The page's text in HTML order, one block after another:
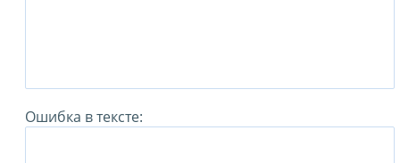
Ошибка в тексте: